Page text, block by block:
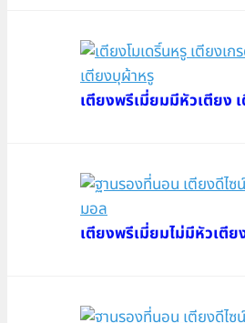
เตียงพรีเมี่ยมมีหัวเตียง
เตียงพรีเมี่ยมไม่มีหัวเตีย